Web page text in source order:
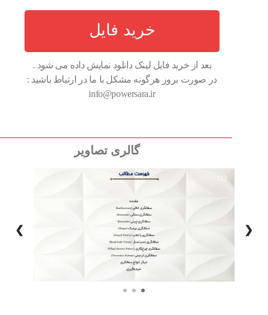
خرید فایل
بعد از خرید فایل لینک دانلود نمایش داده می شود .
در صورت بروز هرگونه مشکل با ما در ارتباط باشید :
info@powersara.ir
گالری تصاویر
1/3
❯ ❮